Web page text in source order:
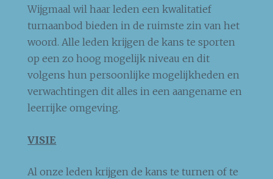
Wijgmaal wil haar leden een kwalitatief
turnaanbod bieden in de ruimste zin van het
woord. Alle leden krijgen de kans te sporten
op een zo hoog mogelijk niveau en dit
volgens hun persoonlijke mogelijkheden en
verwachtingen dit alles in een aangename en
leerrijke omgeving.
VISIE
Al onze leden krijgen de kans te turnen of te